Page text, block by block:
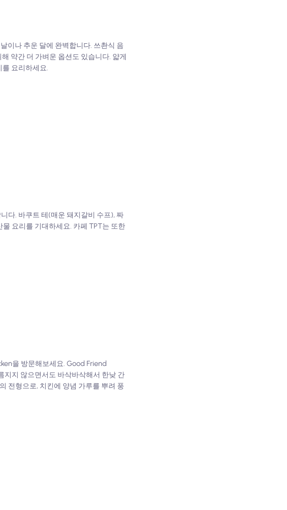
이나 추운 달에 완벽합니다. 쓰촨식 음
약간 더 가벼운 옵션도 있습니다. 얇게
요리하세요.
다. 바쿠트 테(매운 돼지갈비 수프), 짜
요리를 기대하세요. 카페 TPT는 또한
을 방문해보세요. Good Friend
지지 않으면서도 바삭바삭해서 한낮 간
전형으로, 치킨에 양념 가루를 뿌려 풍